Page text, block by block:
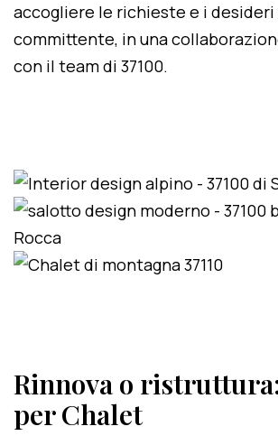
accogliere le richieste e i desideri
committente, in una
con il team di 37100.
Rinnova o
per Chalet